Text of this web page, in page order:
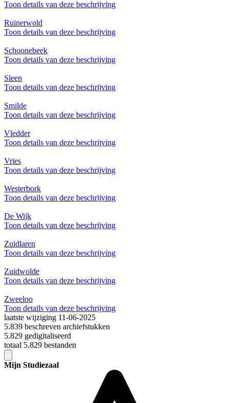
Toon details van deze beschrijving
Ruinerwold
Toon details van deze beschrijving
Schoonebeek
Toon details van deze beschrijving
Sleen
Toon details van deze beschrijving
Smilde
Toon details van deze beschrijving
Vledder
Toon details van deze beschrijving
Vries
Toon details van deze beschrijving
Westerbork
Toon details van deze beschrijving
De Wijk
Toon details van deze beschrijving
Zuidlaren
Toon details van deze beschrijving
Zuidwolde
Toon details van deze beschrijving
Zweeloo
Toon details van deze beschrijving
laatste wijziging 11-06-2025
5.839 beschreven archiefstukken
5.829 gedigitaliseerd
totaal 5.829 bestanden
Mijn Studiezaal